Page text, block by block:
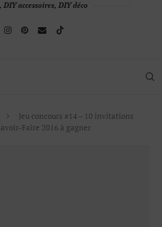
DIY accessoires, DIY déco
Jeu concours #14 – 10 invitations
Faire 2016 à gagner